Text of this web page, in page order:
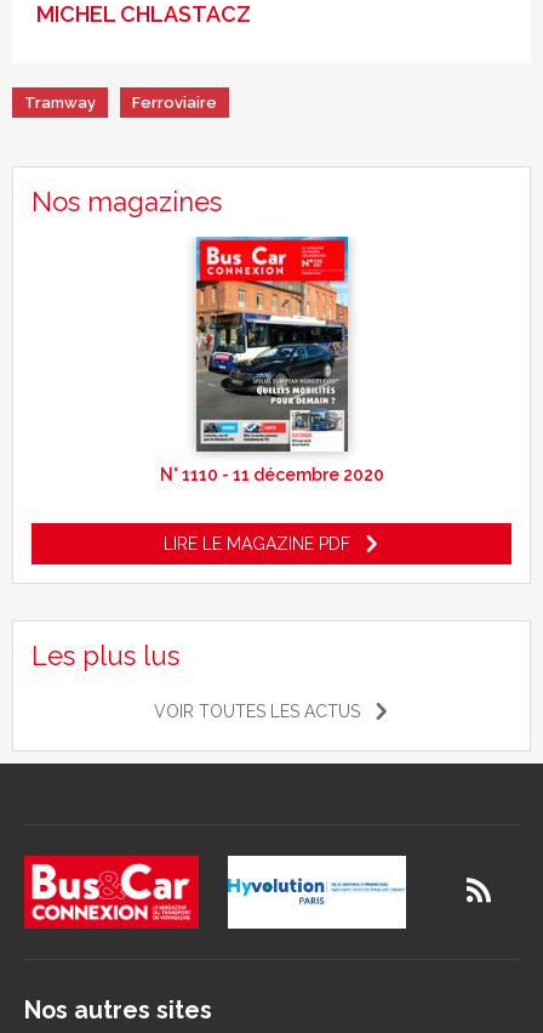
MICHEL CHLASTACZ
Tramway Ferroviaire
Nos magazines
N° 1110 - 11 décembre 2020
LIRE LE MAGAZINE PDF
Les plus lus
VOIR TOUTES LES ACTUS
Nos autres sites